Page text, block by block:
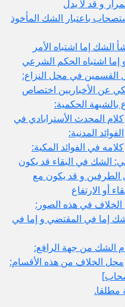
و قد لا يدل
باعتبار الشك المأخوذ
الشك إما اشتباه الأمر
إما اشتباه الحكم الشرعي
القسمين في محل النزاع:
عن الأخباريين اختصاص
بالشبهة الحكمية:
كلام المحدث الأسترابادي في
الفوائد المدنية:
كلامه في الفوائد المكية:
الشك في البقاء قد يكون
الطرفين و قد يكون مع
أو الارتفاع
في هذه الصور:
إما في المقتضي و إما في
الشك من جهة الرافع:
محل الخلاف من هذه الأقسام:
مطلقا.